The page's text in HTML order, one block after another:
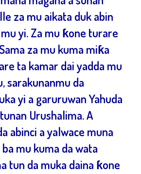
za mu aikata duk abin
yi. Za mu ƙone turare
za mu kuma miƙa
ta kamar dai yadda mu
sarakunanmu da
yi a garuruwan Yahuda
Urushalima. A
abinci a yalwace muna
mu kuma da wata
tun da muka daina ƙone